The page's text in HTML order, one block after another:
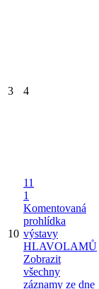
3 4
10
11
1
Komentovaná
prohlídka
výstavy
HLAVOLAMŮ
Zobrazit
všechny
záznamy ze dne